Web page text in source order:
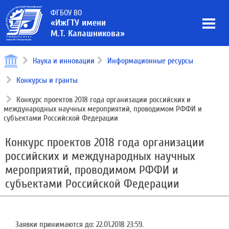
ФГБОУ ВО
«ИжГТУ имени
М.Т. Калашникова»
Наука и инновации Информационные ресурсы
Конкурсы и гранты
Конкурс проектов 2018 года организации российских и
международных научных мероприятий, проводимом РФФИ и
субъектами Российской Федерации
Конкурс проектов 2018 года организации
российских и международных научных
мероприятий, проводимом РФФИ и
субъектами Российской Федерации
Заявки принимаются до: 22.01.2018 23:59.